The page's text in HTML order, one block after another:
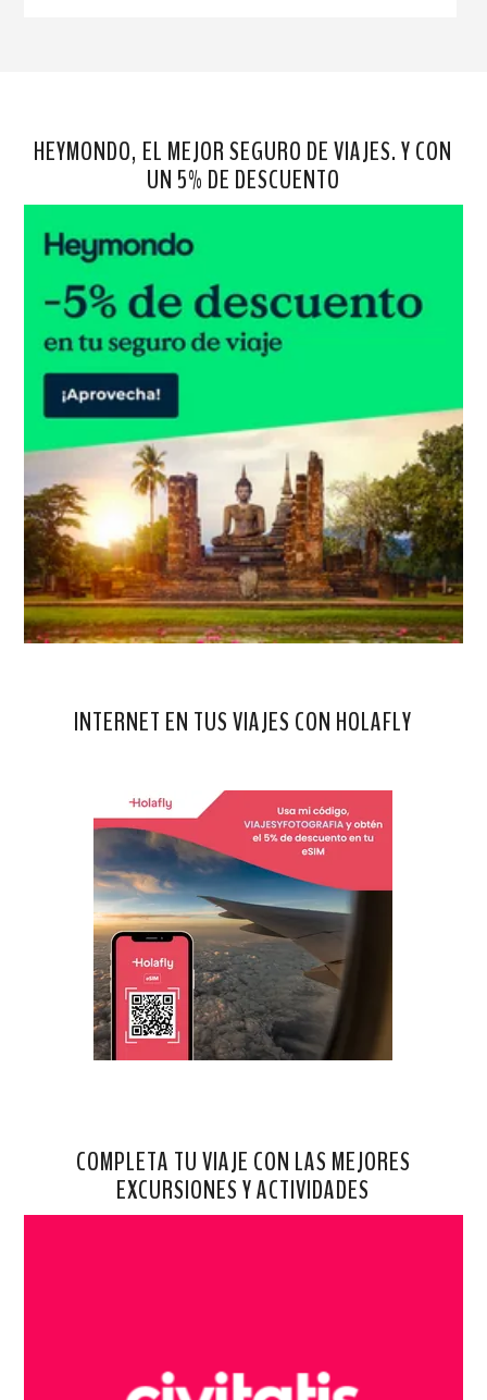
HEYMONDO, EL MEJOR SEGURO DE VIAJES. Y CON
UN 5% DE DESCUENTO
INTERNET EN TUS VIAJES CON HOLAFLY
COMPLETA TU VIAJE CON LAS MEJORES
EXCURSIONES Y ACTIVIDADES